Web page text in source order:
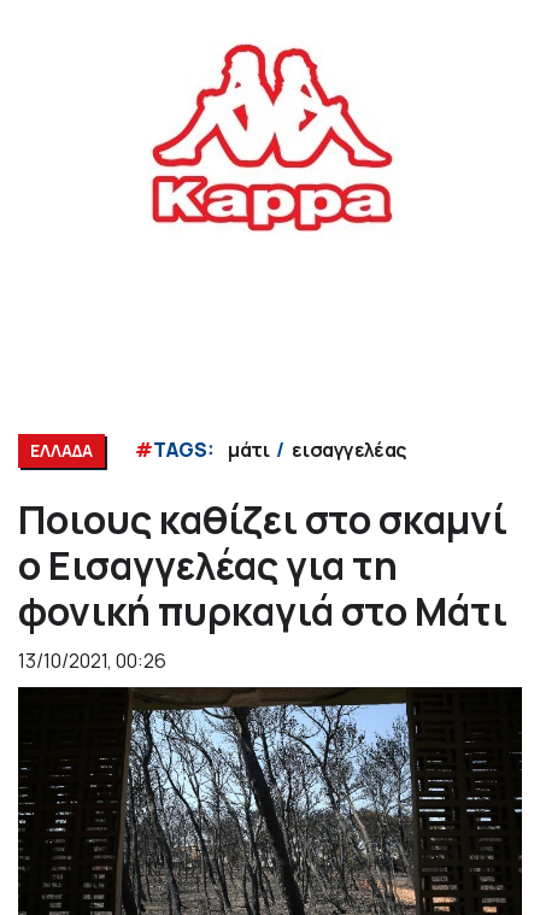
ΕΛΛΑΔΑ #TAGS: μάτι εισαγγελέας
Ποιους καθίζει στο σκαμνί
ο Εισαγγελέας για τη
φονική πυρκαγιά στο Μάτι
13/10/2021, 00:26